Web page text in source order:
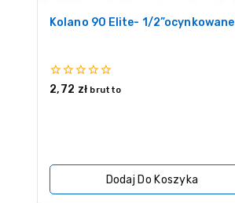
Kolano 90 Elite- 1/2”ocynkowane
0
2,72 zł brutto
Dodaj Do Koszyka